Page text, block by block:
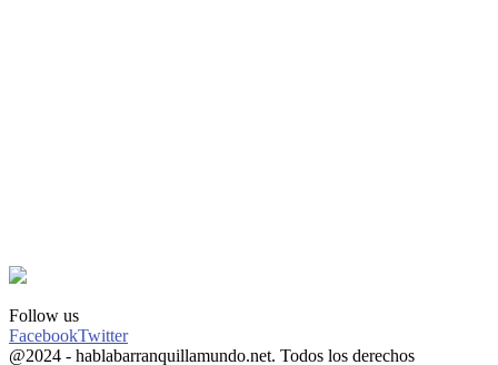
Follow us
FacebookTwitter
@2024 - hablabarranquillamundo.net. Todos los derechos